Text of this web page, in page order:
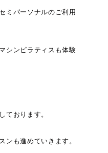
ミパーソナルのご利用
シンピラティスも体験
ております。
ンも進めていきます。